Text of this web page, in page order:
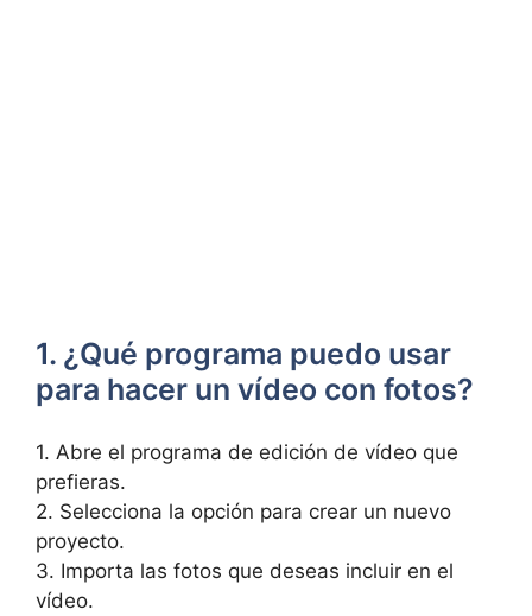
1. ¿Qué programa puedo ‌usar
para hacer un vídeo con fotos?
1. Abre el programa de edición de vídeo que
⁣prefieras.
2. Selecciona la opción para crear un nuevo⁤
proyecto.
3. ⁤Importa las fotos que deseas incluir en el
vídeo.